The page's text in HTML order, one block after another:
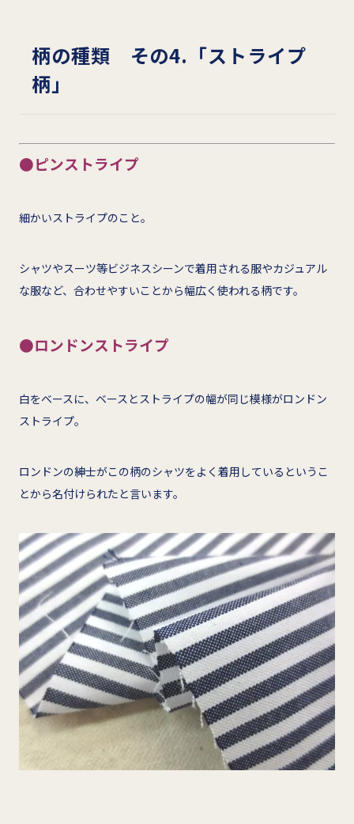
柄の種類 その4.「ストライプ
柄」
●ピンストライプ
細かいストライプのこと。
シャツやスーツ等ビジネスシーンで着用される服やカジュアル
な服など、合わせやすいことから幅広く使われる柄です。
●ロンドンストライプ
白をベースに、ベースとストライプの幅が同じ模様がロンドン
ストライプ。
ロンドンの紳士がこの柄のシャツをよく着用しているというこ
とから名付けられたと言います。